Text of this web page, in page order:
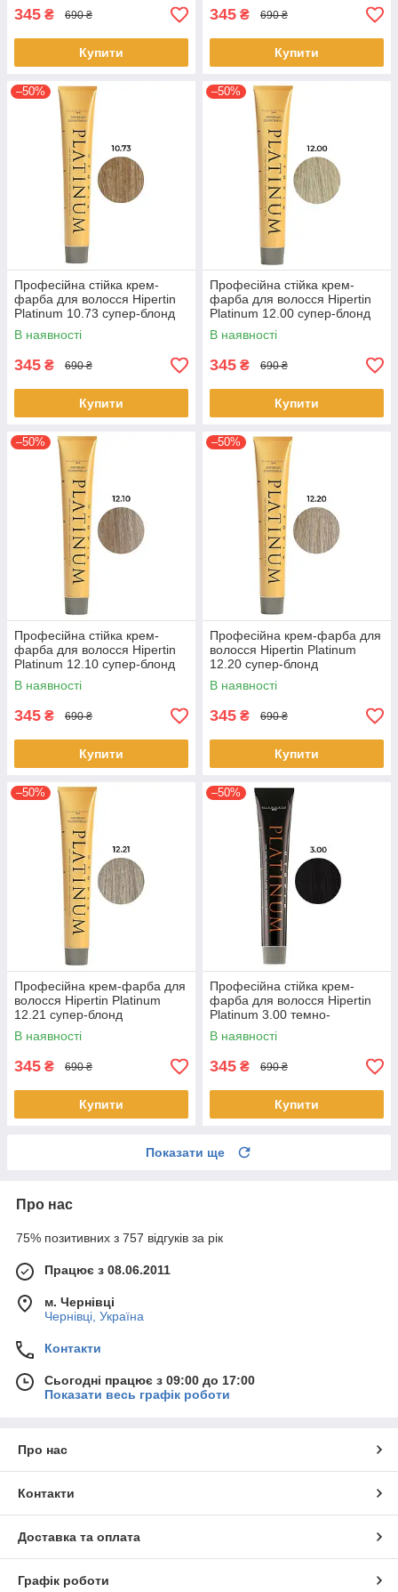
345 ₴ 690 ₴
Купити
345 ₴ 690 ₴
Купити
–50%
Професійна стійка крем-
фарба для волосся Hipertin
Platinum 10.73 супер-блонд
пісочно-золотистий 60мл
В наявності
345 ₴ 690 ₴
Купити
–50%
Професійна стійка крем-
фарба для волосся Hipertin
Platinum 12.00 супер-блонд
натуральний інтенсивний
60мл
В наявності
345 ₴ 690 ₴
Купити
–50%
Професійна стійка крем-
фарба для волосся Hipertin
Platinum 12.10 супер-блонд
попелястий інтенсивний
60мл
В наявності
345 ₴ 690 ₴
Купити
–50%
Професійна крем-фарба для
волосся Hipertin Platinum
12.20 супер-блонд
перламутровий інтенсивний
60мл
В наявності
345 ₴ 690 ₴
Купити
–50%
Професійна крем-фарба для
волосся Hipertin Platinum
12.21 супер-блонд
перламутрово-попелястий
інтенсивний
В наявності
345 ₴ 690 ₴
Купити
–50%
Професійна стійка крем-
фарба для волосся Hipertin
Platinum 3.00 темно-
каштановий 60 мл
В наявності
345 ₴ 690 ₴
Купити
Показати ще
Про нас
75% позитивних з 757 відгуків за рік
Працює з 08.06.2011
м. Чернівці
Чернівці, Україна
Контакти
Сьогодні працює з 09:00 до 17:00
Показати весь графік роботи
Про нас
Контакти
Доставка та оплата
Графік роботи